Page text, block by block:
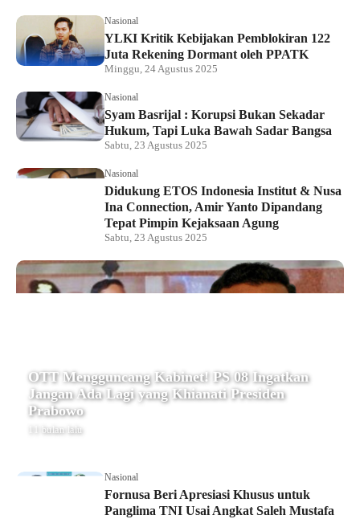
Nasional
YLKI Kritik Kebijakan Pemblokiran 122
Juta Rekening Dormant oleh PPATK
Minggu, 24 Agustus 2025
Nasional
Syam Basrijal : Korupsi Bukan Sekadar
Hukum, Tapi Luka Bawah Sadar Bangsa
Sabtu, 23 Agustus 2025
Nasional
Didukung ETOS Indonesia Institut & Nusa
Ina Connection, Amir Yanto Dipandang
Tepat Pimpin Kejaksaan Agung
Sabtu, 23 Agustus 2025
OTT Mengguncang Kabinet! PS 08 Ingatkan
Jangan Ada Lagi yang Khianati Presiden
Prabowo
11 bulan lalu
Nasional
Fornusa Beri Apresiasi Khusus untuk
Panglima TNI Usai Angkat Saleh Mustafa